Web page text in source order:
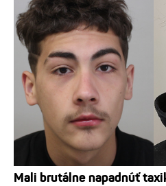
Mali brutálne napadnúť